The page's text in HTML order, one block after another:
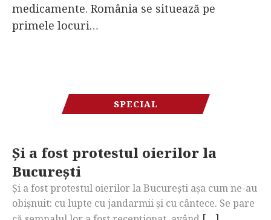
medicamente. România se situează pe
primele locuri…
SPECIAL
Și a fost protestul oierilor la
București
Și a fost protestul oierilor la București așa cum ne-au
obișnuit: cu lupte cu jandarmii și cu cântece. Se pare